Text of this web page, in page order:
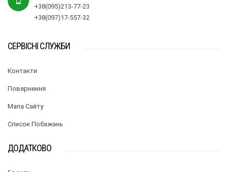
+38(095)213-77-23
+38(097)17-557-32
СЕРВІСНІ СЛУЖБИ
Контакти
Повернення
Мапа Сайту
Список Побажань
ДОДАТКОВО